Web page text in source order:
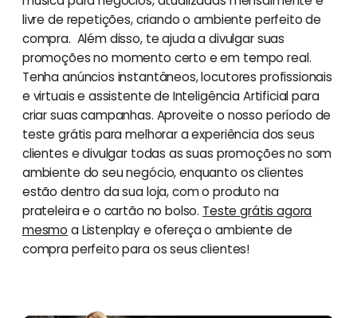
livre de repetições, criando o ambiente perfeito de
compra. Além disso, te ajuda a divulgar suas
promoções no momento certo e em tempo real.
Tenha anúncios instantâneos, locutores profissionais
e virtuais e assistente de Inteligência Artificial para
criar suas campanhas. Aproveite o nosso período de
teste grátis para melhorar a experiência dos seus
clientes e divulgar todas as suas promoções no som
ambiente do seu negócio, enquanto os clientes
estão dentro da sua loja, com o produto na
prateleira e o cartão no bolso. Teste grátis agora
mesmo a Listenplay e ofereça o ambiente de
compra perfeito para os seus clientes!